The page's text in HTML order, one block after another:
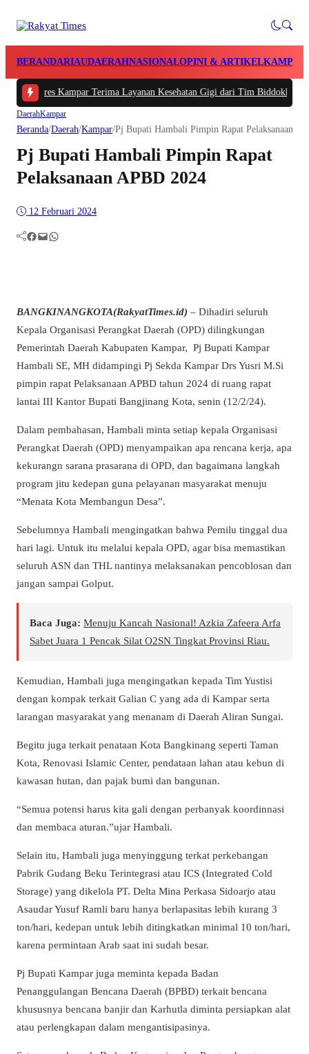
BERANDARIAUDAERAHNASIONALOPINI & ARTIKELKAMPAR
Kampar Terima Layanan Kesehatan Gigi dari Tim Biddokkes Polda
DaerahKampar
Beranda/Daerah/Kampar/Pj Bupati Hambali Pimpin Rapat Pelaksanaan
Pj Bupati Hambali Pimpin Rapat
Pelaksanaan APBD 2024
12 Februari 2024
Facebook Mail WhatsApp
BANGKINANGKOTA(RakyatTimes.id) – Dihadiri seluruh
Kepala Organisasi Perangkat Daerah (OPD) dilingkungan
Pemerintah Daerah Kabupaten Kampar, Pj Bupati Kampar
Hambali SE, MH didampingi Pj Sekda Kampar Drs Yusri M.Si
pimpin rapat Pelaksanaan APBD tahun 2024 di ruang rapat
lantai III Kantor Bupati Bangjinang Kota, senin (12/2/24).
Dalam pembahasan, Hambali minta setiap kepala Organisasi
Perangkat Daerah (OPD) menyampaikan apa rencana kerja, apa
kekurangn sarana prasarana di OPD, dan bagaimana langkah
program jitu kedepan guna pelayanan masyarakat menuju
“Menata Kota Membangun Desa”.
Sebelumnya Hambali mengingatkan bahwa Pemilu tinggal dua
hari lagi. Untuk itu melalui kepala OPD, agar bisa memastikan
seluruh ASN dan THL nantinya melaksanakan pencoblosan dan
jangan sampai Golput.
Baca Juga: Menuju Kancah Nasional! Azkia Zafeera Arfa
Sabet Juara 1 Pencak Silat O2SN Tingkat Provinsi Riau.
Kemudian, Hambali juga mengingatkan kepada Tim Yustisi
dengan kompak terkait Galian C yang ada di Kampar serta
larangan masyarakat yang menanam di Daerah Aliran Sungai.
Begitu juga terkait penataan Kota Bangkinang seperti Taman
Kota, Renovasi Islamic Center, pendataan lahan atau kebun di
kawasan hutan, dan pajak bumi dan bangunan.
“Semua potensi harus kita gali dengan perbanyak koordinnasi
dan membaca aturan.”ujar Hambali.
Selain itu, Hambali juga menyinggung terkat perkebangan
Pabrik Gudang Beku Terintegrasi atau ICS (Integrated Cold
Storage) yang dikelola PT. Delta Mina Perkasa Sidoarjo atau
Asaudar Yusuf Ramli baru hanya berlapasitas lebih kurang 3
ton/hari, kedepan untuk lebih ditingkatkan minimal 10 ton/hari,
karena permintaan Arab saat ini sudah besar.
Pj Bupati Kampar juga meminta kepada Badan
Penanggulangan Bencana Daerah (BPBD) terkait bencana
khususnya bencana banjir dan Karhutla diminta persiapkan alat
atau perlengkapan dalam mengantisipasinya.